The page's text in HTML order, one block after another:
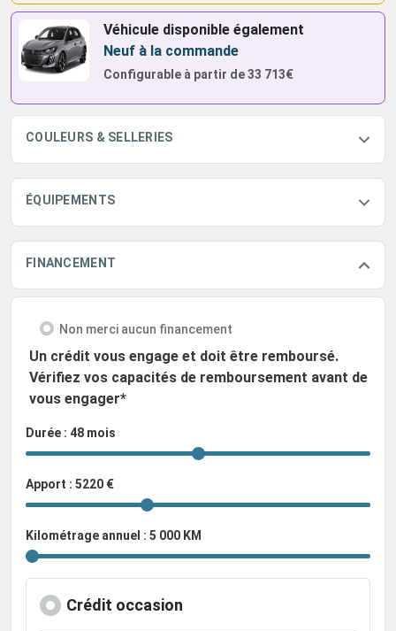
Véhicule disponible également
Neuf à la commande
Configurable à partir de33 713€
COULEURS & SELLERIES
ÉQUIPEMENTS
FINANCEMENT
Non merci aucun financement
Un crédit vous engage et doit être remboursé.
Vérifiez vos capacités de remboursement avant de
vous engager*
Durée : 48 mois
Apport : 5220 €
Kilométrage annuel : 5 000 KM
Crédit occasion